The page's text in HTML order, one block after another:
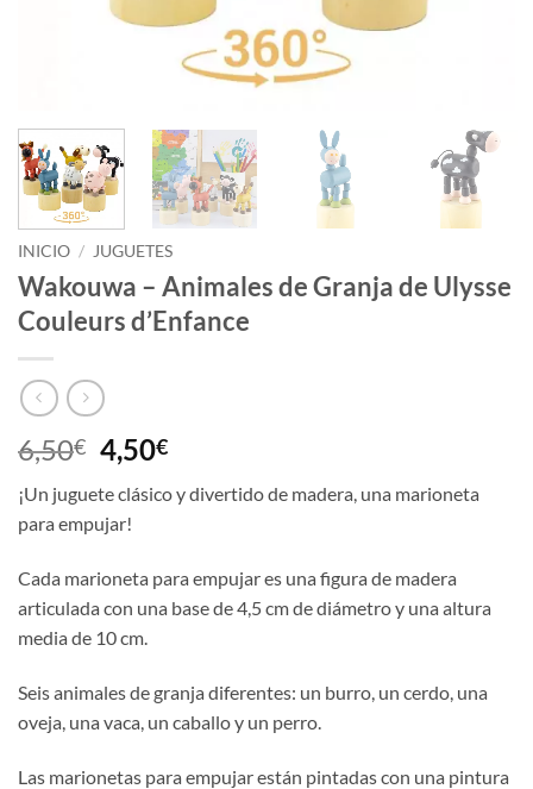
INICIO / JUGUETES
Wakouwa – Animales de Granja de Ulysse
Couleurs d’Enfance
6,50€ El
precio
original
era:
4,50€El
actual
¡Un juguete clásico y divertido de madera, una marioneta
para empujar!
Cada marioneta para empujar es una figura de madera
articulada con una base de 4,5 cm de diámetro y una altura
media de 10 cm.
Seis animales de granja diferentes: un burro, un cerdo, una
oveja, una vaca, un caballo y un perro.
Las marionetas para empujar están pintadas con una pintura